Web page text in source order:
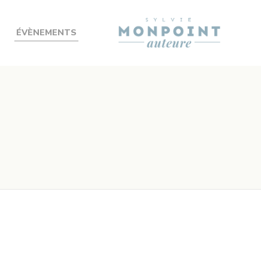
ÉVÈNEMENTS